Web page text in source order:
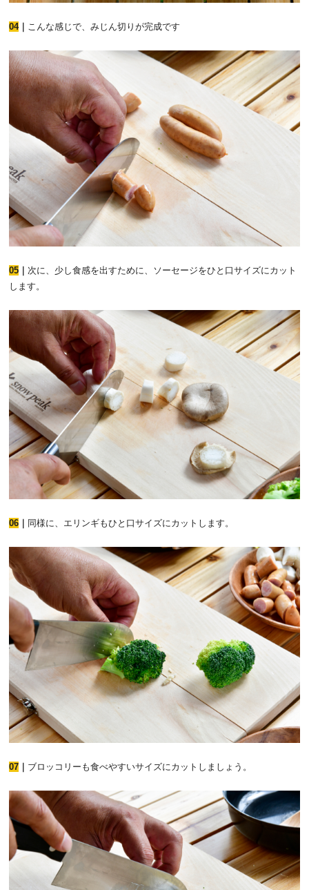
04｜ こんな感じで、みじん切りが完成です
05 ｜次に、少し食感を出すために、ソーセージをひと口サイズにカット
します。
06 同様に、エリンギもひと口サイズにカットします。
07 ブロッコリーも食べやすいサイズにカットしましょう。